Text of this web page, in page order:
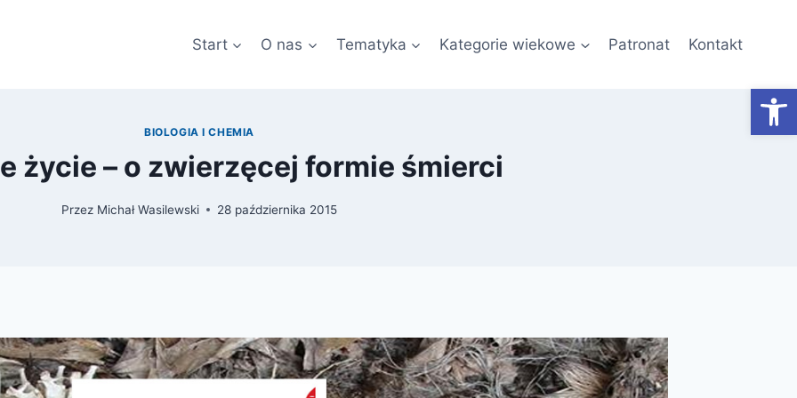
Start O nas Tematyka Kategorie wiekowe Patronat Kontakt
BIOLOGIA I CHEMIA
życie – o zwierzęcej formie śmierci
Przez Michał Wasilewski 28 października 2015